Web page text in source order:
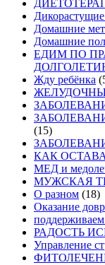
Домашние
Домашние
ЕДИМ ПО
Жду ребёнка
(15)
КАК
МЕД и
МУЖСКАЯ
О разном (18)
Оказание
поддерживаем
РАДОСТЬ
Управление